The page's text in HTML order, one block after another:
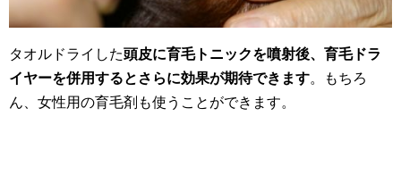
タオルドライした頭皮に育毛トニックを噴射後、育毛ドラ
イヤーを併用するとさらに効果が期待できます。もちろ
ん、女性用の育毛剤も使うことができます。